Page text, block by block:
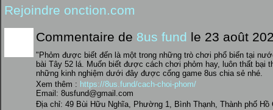
Rejoindre onction.com
Commentaire de 8us fund le 23 août
"Phỏm được biết đến là một trong những trò chơi phổ biến tại
bài Tây 52 lá. Muốn biết được cách chơi phỏm hay, luôn thất bại
những kinh nghiệm dưới đây được cổng game 8us chia sẻ nhé.
Xem thêm : https://8us.fund/cach-choi-phom/
Email: 8usfund@gmail.com
Địa chỉ: 49 Bùi Hữu Nghĩa, Phường 1, Bình Thạnh, Thành phố Hồ